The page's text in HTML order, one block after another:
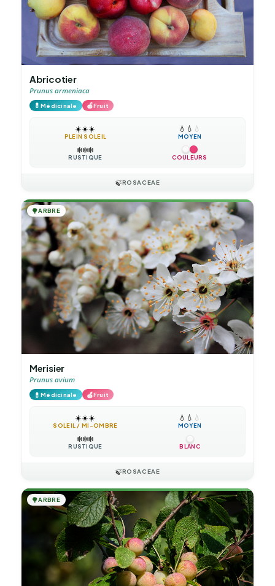
Abricotier
Prunus armeniaca
💊Médicinale 🍎Fruit
☀️☀️☀️
PLEIN SOLEIL
💧 💧 💧
MOYEN
❄️❄️❄️
RUSTIQUE COULEURS
🍃ROSACEAE
🌳ARBRE
Merisier
Prunus avium
💊Médicinale 🍎Fruit
☀️☀️☀️
SOLEIL / MI-OMBRE
💧 💧 💧
MOYEN
❄️❄️❄️
RUSTIQUE BLANC
🍃ROSACEAE
🌳ARBRE